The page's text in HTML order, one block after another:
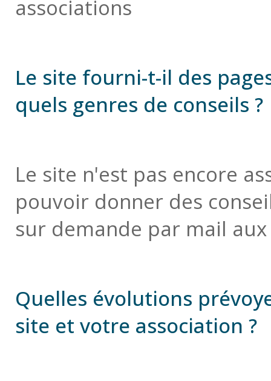
associations
Le site fourni-t-il des
quels genres de conseils ?
Le site n'est pas encore
pouvoir donner des
sur demande par mail
Quelles évolutions
site et votre association ?